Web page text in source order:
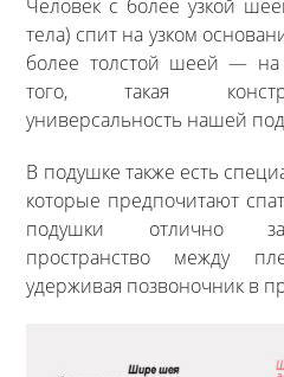
Человек с более узкой
тела) спит на узком
более толстой шеей —
того, такая
универсальность нашей
В подушке также есть
которые предпочитают
подушки отлично
пространство между
удерживая позвоночник в